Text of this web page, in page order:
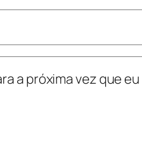
a próxima vez que